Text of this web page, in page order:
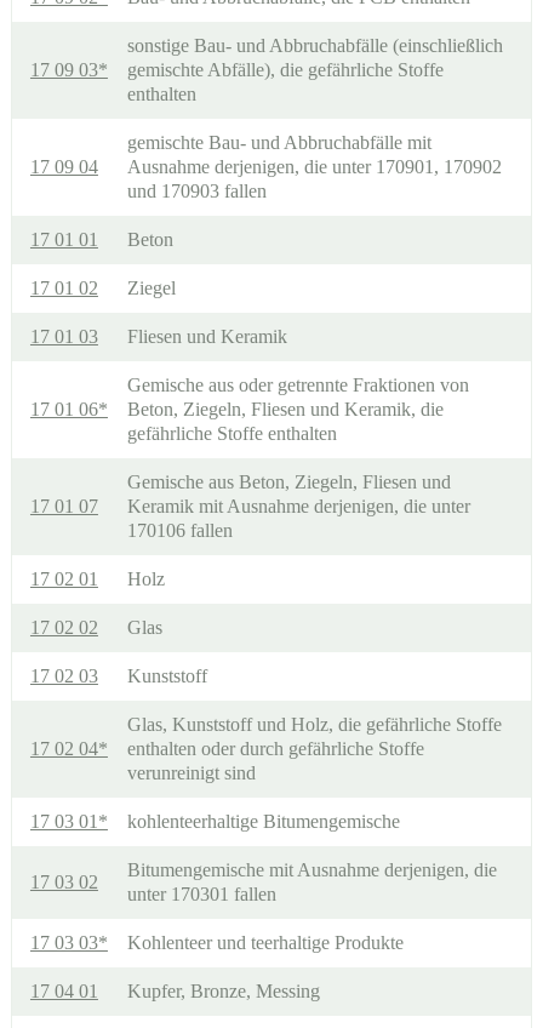
17 09 03*
sonstige Bau- und Abbruchabfälle (einschließlich
gemischte Abfälle), die gefährliche Stoffe
enthalten
17 09 04
gemischte Bau- und Abbruchabfälle mit
Ausnahme derjenigen, die unter 170901, 170902
und 170903 fallen
17 01 01 Beton
17 01 02 Ziegel
17 01 03 Fliesen und Keramik
17 01 06*
Gemische aus oder getrennte Fraktionen von
Beton, Ziegeln, Fliesen und Keramik, die
gefährliche Stoffe enthalten
17 01 07
Gemische aus Beton, Ziegeln, Fliesen und
Keramik mit Ausnahme derjenigen, die unter
170106 fallen
17 02 01 Holz
17 02 02 Glas
17 02 03 Kunststoff
17 02 04*
Glas, Kunststoff und Holz, die gefährliche Stoffe
enthalten oder durch gefährliche Stoffe
verunreinigt sind
17 03 01* kohlenteerhaltige Bitumengemische
17 03 02
Bitumengemische mit Ausnahme derjenigen, die
unter 170301 fallen
17 03 03* Kohlenteer und teerhaltige Produkte
17 04 01 Kupfer, Bronze, Messing